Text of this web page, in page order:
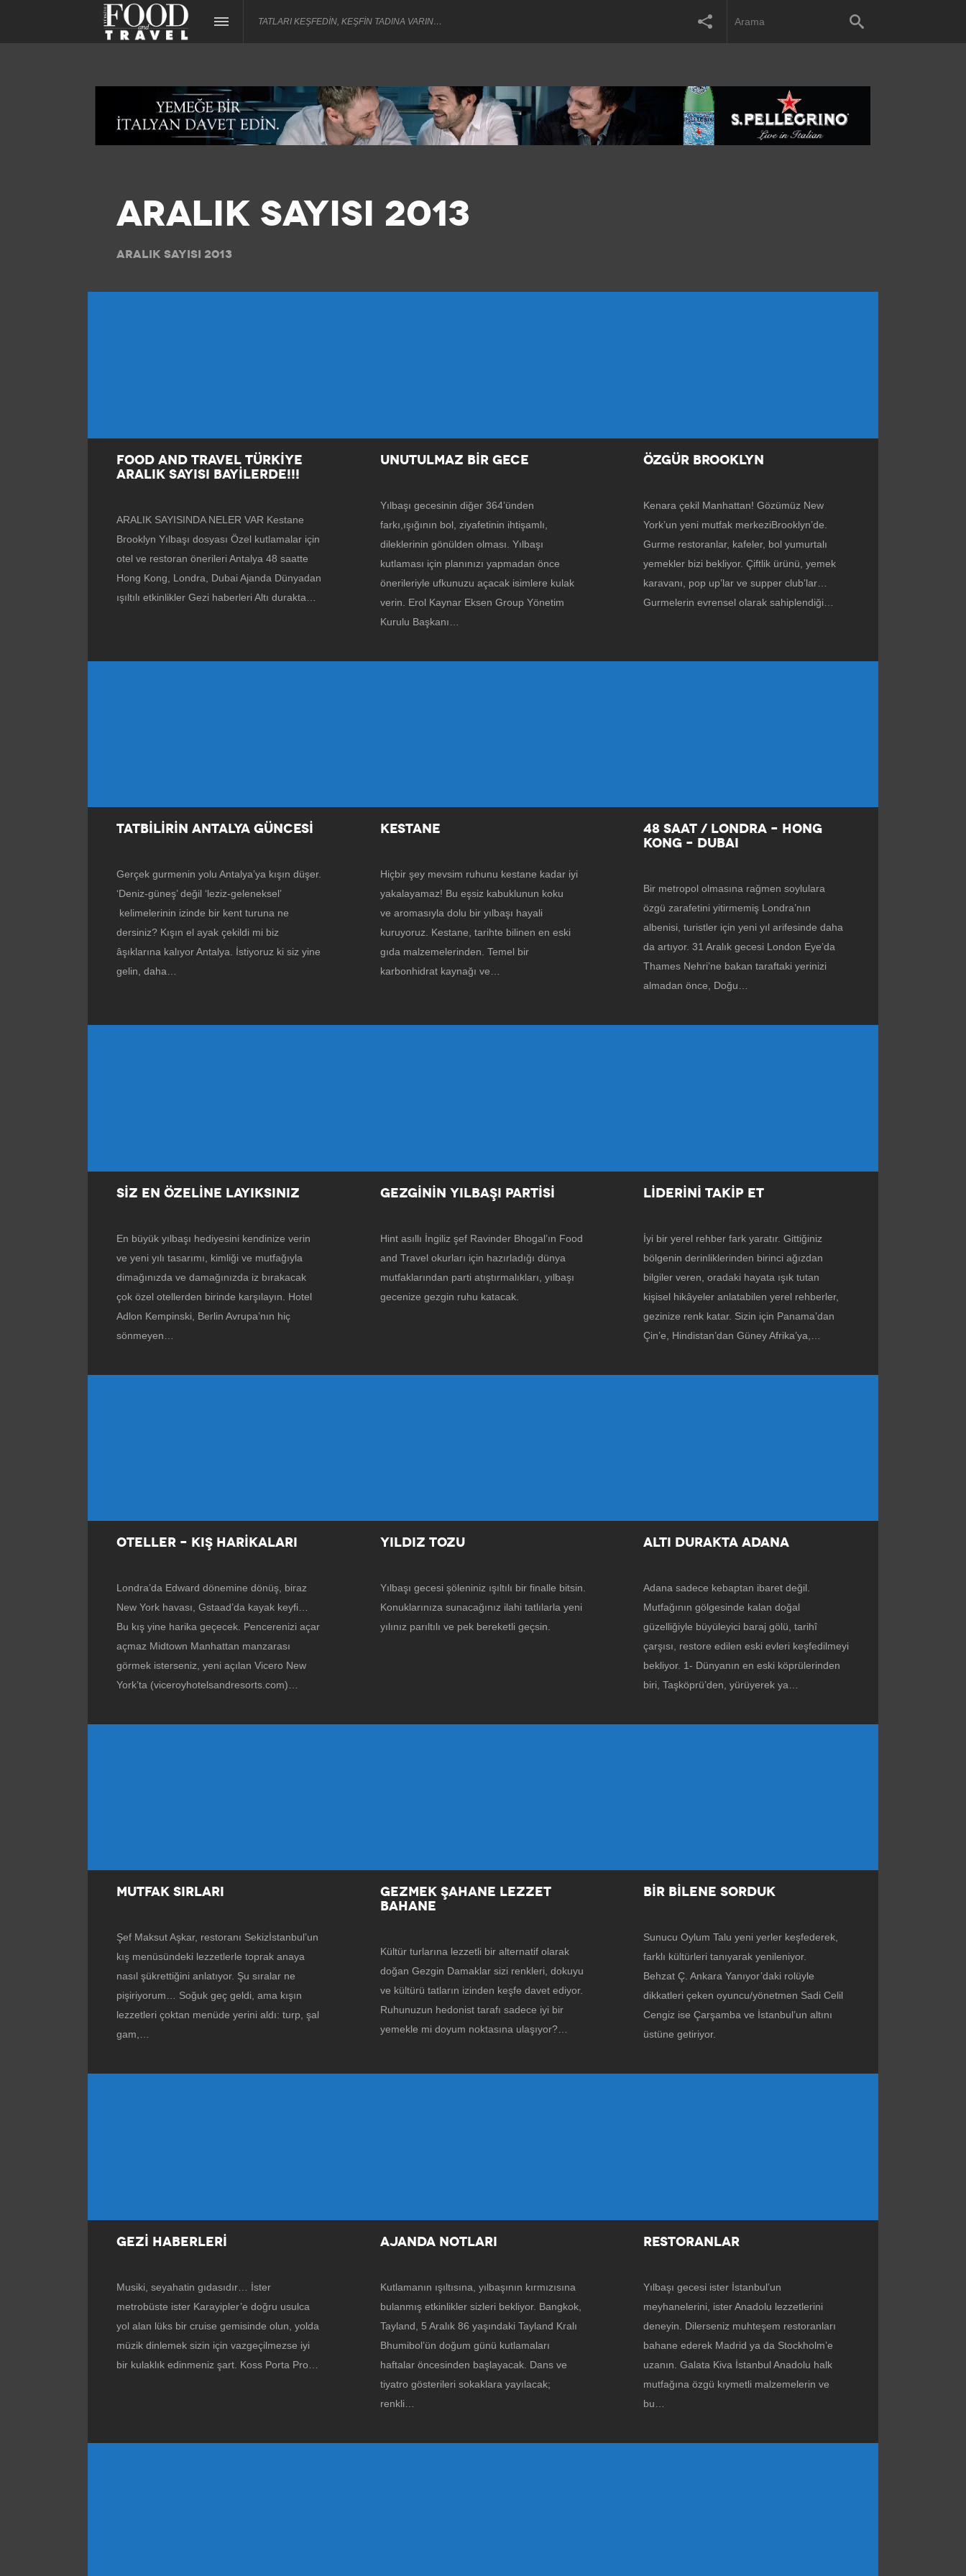
TATLARI KEŞFEDİN, KEŞFİN TADINA VARIN…
ARALIK SAYISI 2013
ARALIK SAYISI 2013
FOOD AND TRAVEL TÜRKİYE
ARALIK SAYISI BAYİLERDE!!!
ARALIK SAYISINDA NELER VAR Kestane
Brooklyn Yılbaşı dosyası Özel kutlamalar için
otel ve restoran önerileri Antalya 48 saatte
Hong Kong, Londra, Dubai Ajanda Dünyadan
ışıltılı etkinlikler Gezi haberleri Altı durakta…
UNUTULMAZ BİR GECE
Yılbaşı gecesinin diğer 364’ünden
farkı,ışığının bol, ziyafetinin ihtişamlı,
dileklerinin gönülden olması. Yılbaşı
kutlaması için planınızı yapmadan önce
önerileriyle ufkunuzu açacak isimlere kulak
verin. Erol Kaynar Eksen Group Yönetim
Kurulu Başkanı…
ÖZGÜR BROOKLYN
Kenara çekil Manhattan! Gözümüz New
York’un yeni mutfak merkeziBrooklyn’de.
Gurme restoranlar, kafeler, bol yumurtalı
yemekler bizi bekliyor. Çiftlik ürünü, yemek
karavanı, pop up’lar ve supper club’lar…
Gurmelerin evrensel olarak sahiplendiği…
TATBİLİRİN ANTALYA GÜNCESİ
Gerçek gurmenin yolu Antalya’ya kışın düşer.
‘Deniz-güneş’ değil ‘leziz-geleneksel’
kelimelerinin izinde bir kent turuna ne
dersiniz? Kışın el ayak çekildi mi biz
âşıklarına kalıyor Antalya. İstiyoruz ki siz yine
gelin, daha…
KESTANE
Hiçbir şey mevsim ruhunu kestane kadar iyi
yakalayamaz! Bu eşsiz kabuklunun koku
ve aromasıyla dolu bir yılbaşı hayali
kuruyoruz. Kestane, tarihte bilinen en eski
gıda malzemelerinden. Temel bir
karbonhidrat kaynağı ve…
48 SAAT / LONDRA – HONG
KONG – DUBAI
Bir metropol olmasına rağmen soylulara
özgü zarafetini yitirmemiş Londra’nın
albenisi, turistler için yeni yıl arifesinde daha
da artıyor. 31 Aralık gecesi London Eye’da
Thames Nehri’ne bakan taraftaki yerinizi
almadan önce, Doğu…
SİZ EN ÖZELİNE LAYIKSINIZ
En büyük yılbaşı hediyesini kendinize verin
ve yeni yılı tasarımı, kimliği ve mutfağıyla
dimağınızda ve damağınızda iz bırakacak
çok özel otellerden birinde karşılayın. Hotel
Adlon Kempinski, Berlin Avrupa’nın hiç
sönmeyen…
GEZGİNİN YILBAŞI PARTİSİ
Hint asıllı İngiliz şef Ravinder Bhogal’ın Food
and Travel okurları için hazırladığı dünya
mutfaklarından parti atıştırmalıkları, yılbaşı
gecenize gezgin ruhu katacak.
LİDERİNİ TAKİP ET
İyi bir yerel rehber fark yaratır. Gittiğiniz
bölgenin derinliklerinden birinci ağızdan
bilgiler veren, oradaki hayata ışık tutan
kişisel hikâyeler anlatabilen yerel rehberler,
gezinize renk katar. Sizin için Panama’dan
Çin’e, Hindistan’dan Güney Afrika’ya,…
OTELLER – KIŞ HARİKALARI
Londra’da Edward dönemine dönüş, biraz
New York havası, Gstaad’da kayak keyfi…
Bu kış yine harika geçecek. Pencerenizi açar
açmaz Midtown Manhattan manzarası
görmek isterseniz, yeni açılan Vicero New
York’ta (viceroyhotelsandresorts.com)…
YILDIZ TOZU
Yılbaşı gecesi şöleniniz ışıltılı bir finalle bitsin.
Konuklarınıza sunacağınız ilahi tatlılarla yeni
yılınız parıltılı ve pek bereketli geçsin.
ALTI DURAKTA ADANA
Adana sadece kebaptan ibaret değil.
Mutfağının gölgesinde kalan doğal
güzelliğiyle büyüleyici baraj gölü, tarihî
çarşısı, restore edilen eski evleri keşfedilmeyi
bekliyor. 1- Dünyanın en eski köprülerinden
biri, Taşköprü’den, yürüyerek ya…
MUTFAK SIRLARI
Şef Maksut Aşkar, restoranı Sekizİstanbul’un
kış menüsündeki lezzetlerle toprak anaya
nasıl şükrettiğini anlatıyor. Şu sıralar ne
pişiriyorum… Soğuk geç geldi, ama kışın
lezzetleri çoktan menüde yerini aldı: turp, şal
gam,…
GEZMEK ŞAHANE LEZZET
BAHANE
Kültür turlarına lezzetli bir alternatif olarak
doğan Gezgin Damaklar sizi renkleri, dokuyu
ve kültürü tatların izinden keşfe davet ediyor.
Ruhunuzun hedonist tarafı sadece iyi bir
yemekle mi doyum noktasına ulaşıyor?…
BİR BİLENE SORDUK
Sunucu Oylum Talu yeni yerler keşfederek,
farklı kültürleri tanıyarak yenileniyor.
Behzat Ç. Ankara Yanıyor’daki rolüyle
dikkatleri çeken oyuncu/yönetmen Sadi Celil
Cengiz ise Çarşamba ve İstanbul’un altını
üstüne getiriyor.
GEZİ HABERLERİ
Musiki, seyahatin gıdasıdır… İster
metrobüste ister Karayipler’e doğru usulca
yol alan lüks bir cruise gemisinde olun, yolda
müzik dinlemek sizin için vazgeçilmezse iyi
bir kulaklık edinmeniz şart. Koss Porta Pro…
AJANDA NOTLARI
Kutlamanın ışıltısına, yılbaşının kırmızısına
bulanmış etkinlikler sizleri bekliyor. Bangkok,
Tayland, 5 Aralık 86 yaşındaki Tayland Kralı
Bhumibol’ün doğum günü kutlamaları
haftalar öncesinden başlayacak. Dans ve
tiyatro gösterileri sokaklara yayılacak;
renkli…
RESTORANLAR
Yılbaşı gecesi ister İstanbul’un
meyhanelerini, ister Anadolu lezzetlerini
deneyin. Dilerseniz muhteşem restoranları
bahane ederek Madrid ya da Stockholm’e
uzanın. Galata Kiva İstanbul Anadolu halk
mutfağına özgü kıymetli malzemelerin ve
bu…